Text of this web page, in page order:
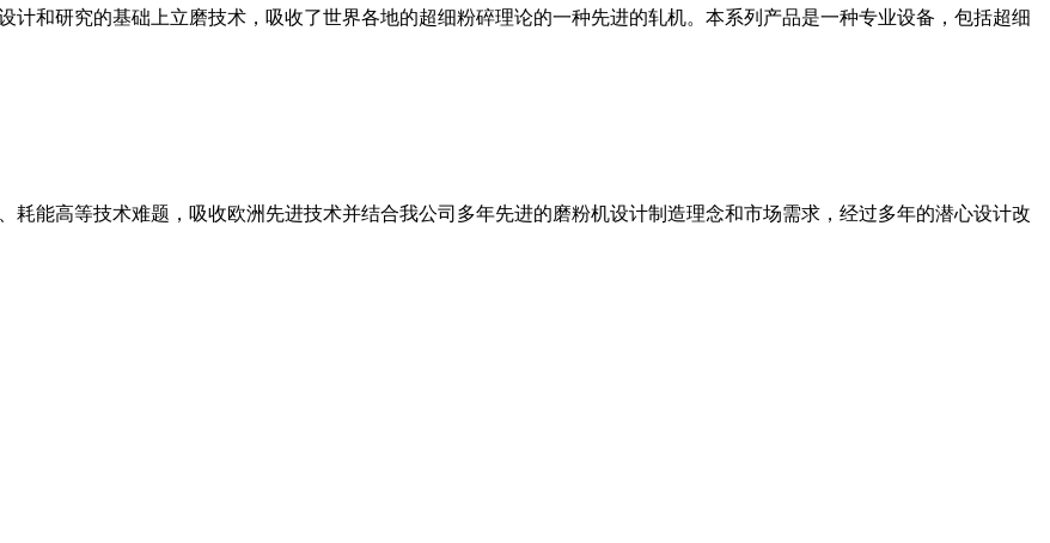
计和研究的基础上立磨技术，吸收了世界各地的超细粉碎理论的一种先进的轧机。本系列产品是一种专业设备，包括超细
耗能高等技术难题，吸收欧洲先进技术并结合我公司多年先进的磨粉机设计制造理念和市场需求，经过多年的潜心设计改